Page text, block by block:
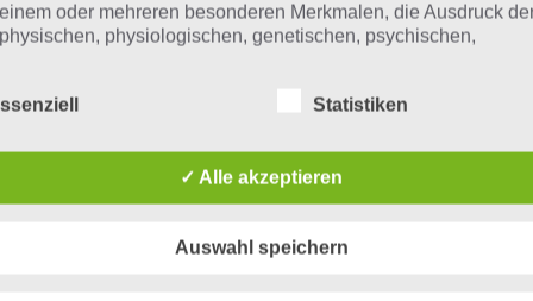
bringen mir Gangs im Spiel?
ist es aktuell so, dass du keinerlei Vorteile hast, wenn
beitrittst. Lediglich ein Chat, um sich mit den
ist enthalten. Ansonsten gibt es hierdurch
die Gangkämpfe noch nicht freigeschaltet sind.
in CATS Crash
einem oder mehreren besonderen Merkmalen, die Ausdruck
physischen, physiologischen, genetischen, psychischen,
natürliche Person, deren personenbezogene Daten von dem für
Statistiken
✓ Alle akzeptieren
Auswahl speichern